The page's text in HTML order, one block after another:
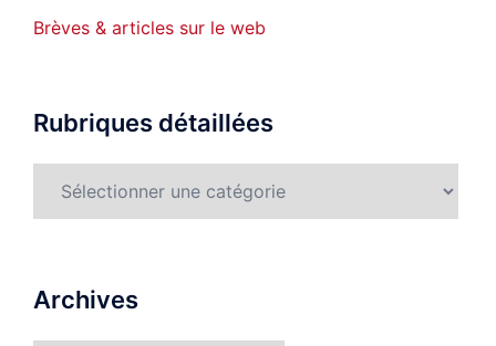
Brèves & articles sur le web
Rubriques détaillées
Archives